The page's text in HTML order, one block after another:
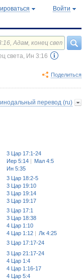
Войти
света, Ин 3:16
Поделиться
перевод (ru)
3 Цар 17:1-24
Иер 5:14
Мал 4:5
Ин 5:35
3 Цар 18:2-5
3 Цар 19:10
3 Цар 19:14
3 Цар 19:17
3 Цар 17:1
3 Цар 18:38
4 Цар 1:10
4 Цар 1:12
Лк 4:25
3 Цар 17:17-24
3 Цар 21:17-24
4 Цар 1:4
4 Цар 1:16-17
4 Цар 5:4